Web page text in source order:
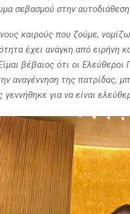
σεβασμού στην
καιρούς που ζούμε,
έχει ανάγκη από ειρήνη
βέβαιος ότι οι
αναγέννηση της πατρίδας,
για να είναι